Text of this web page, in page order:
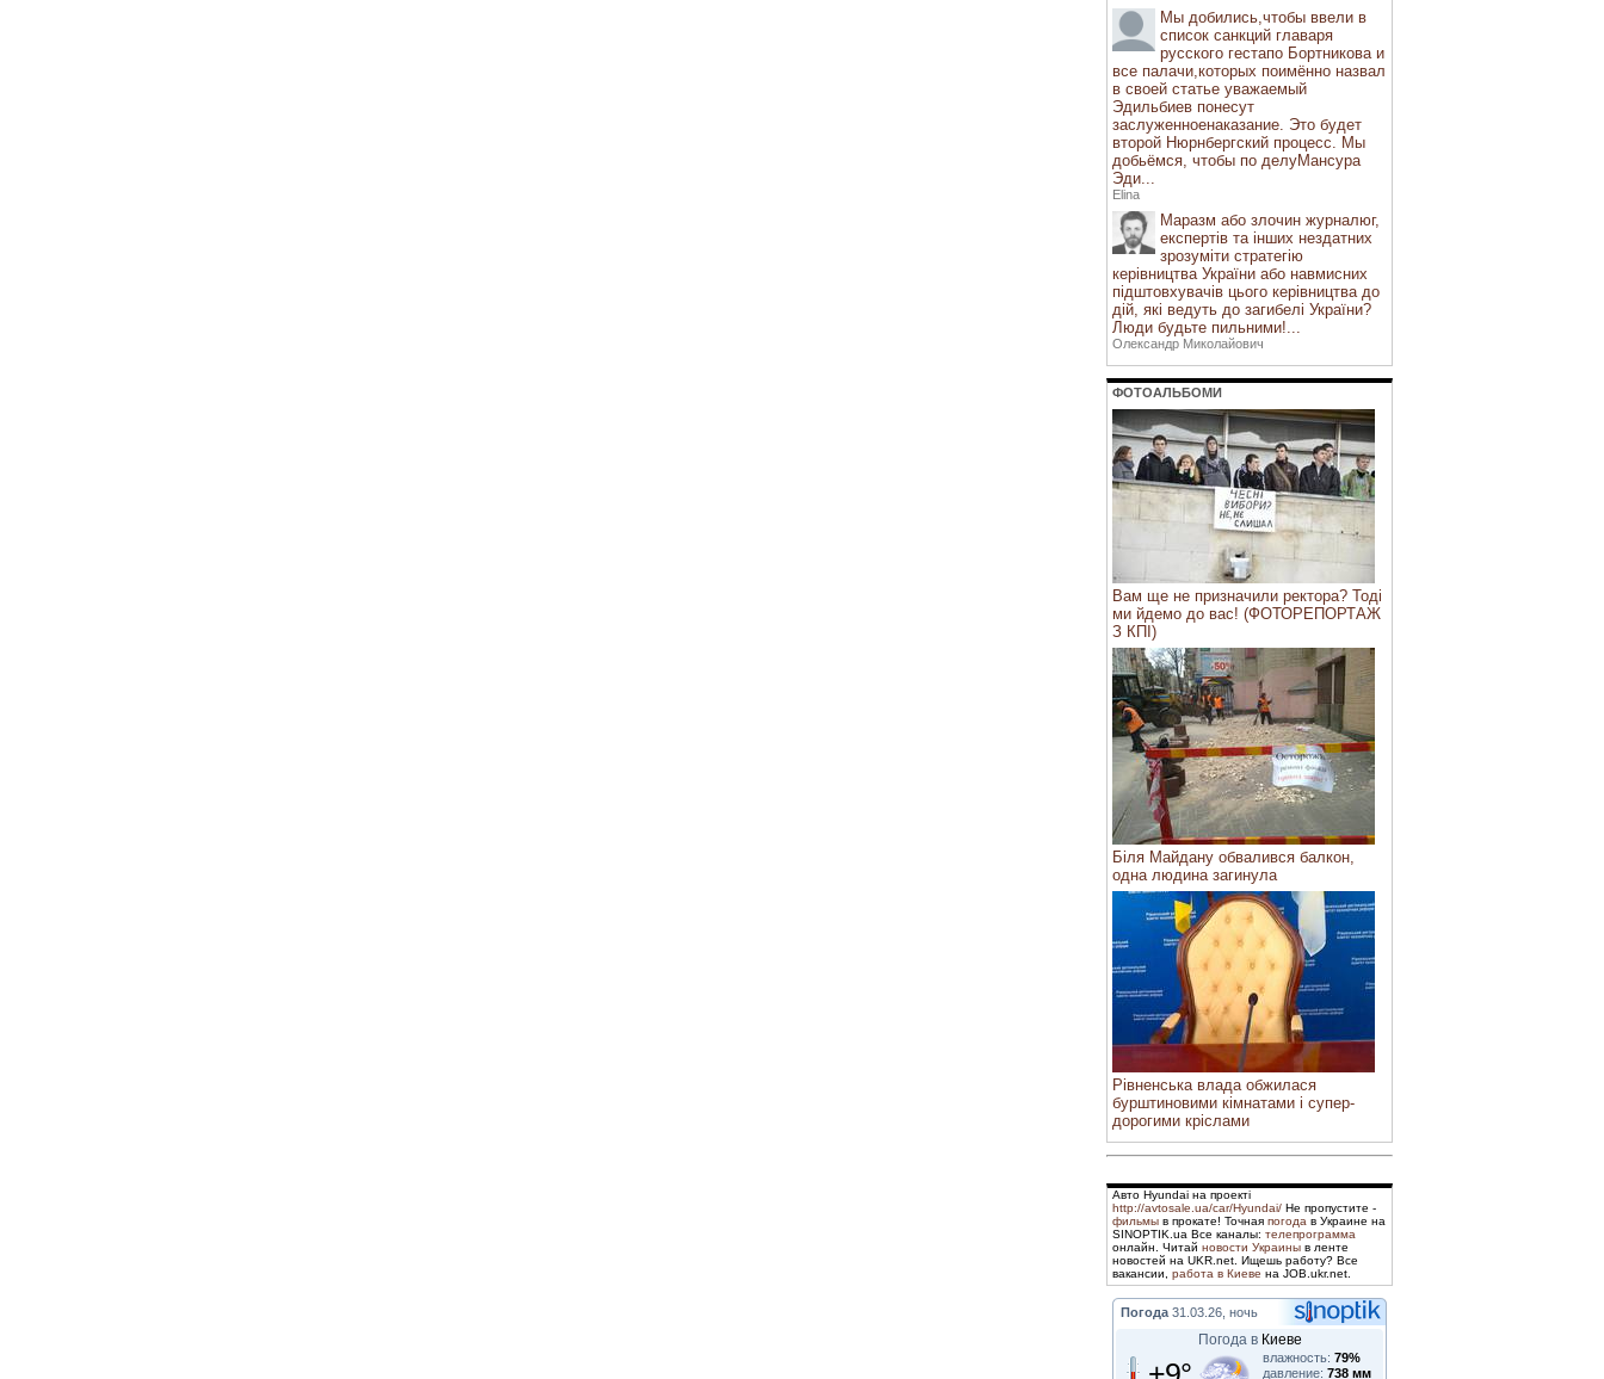
Мы добились,чтобы ввели в
список санкций главаря
русского гестапо Бортникова и
все палачи,которых поимённо назвал
в своей статье уважаемый
Эдильбиев понесут
заслуженноенаказание. Это будет
второй Нюрнбергский процесс. Мы
добьёмся, чтобы по делуМансура
Эди...
Elina
Маразм або злочин журналюг,
експертів та інших нездатних
зрозуміти стратегію
керівництва України або навмисних
підштовхувачів цього керівництва до
дій, які ведуть до загибелі України?
Люди будьте пильними!...
Олександр Миколайович
ФОТОАЛЬБОМИ
Вам ще не призначили ректора? Тоді
ми йдемо до вас! (ФОТОРЕПОРТАЖ
З КПІ)
Біля Майдану обвалився балкон,
одна людина загинула
Рівненська влада обжилася
бурштиновими кімнатами і супер-
дорогими кріслами
Авто Hyundai на проекті
http://avtosale.ua/car/Hyundai/ Не пропустите -
фильмы в прокате! Точная погода в Украине на
SINOPTIK.ua Все каналы: телепрограмма
онлайн. Читай новости Украины в ленте
новостей на UKR.net. Ищешь работу? Все
вакансии, работа в Киеве на JOB.ukr.net.
Погода 31.03.26, ночь
Погода в Киеве
влажность: 79%
давление: 738 мм